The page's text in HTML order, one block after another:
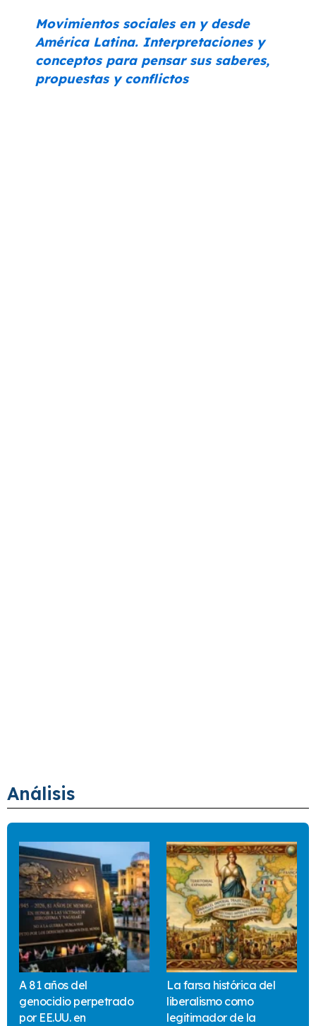
Movimientos sociales en y desde
América Latina. Interpretaciones y
conceptos para pensar sus saberes,
propuestas y conflictos
Análisis
A 81 años del
genocidio perpetrado
por EE.UU. en
La farsa histórica del
liberalismo como
legitimador de la